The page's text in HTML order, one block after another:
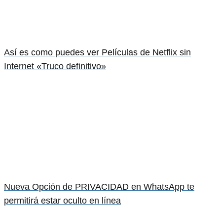
Así es como puedes ver Películas de Netflix sin
Internet «Truco definitivo»
Nueva Opción de PRIVACIDAD en WhatsApp te
permitirá estar oculto en línea